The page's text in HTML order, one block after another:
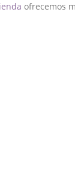
ofrecemos